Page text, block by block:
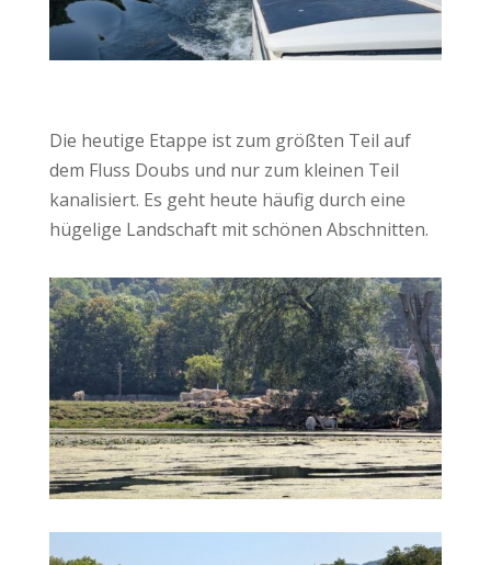
Die heutige Etappe ist zum größten Teil auf
dem Fluss Doubs und nur zum kleinen Teil
kanalisiert. Es geht heute häufig durch eine
hügelige Landschaft mit schönen Abschnitten.